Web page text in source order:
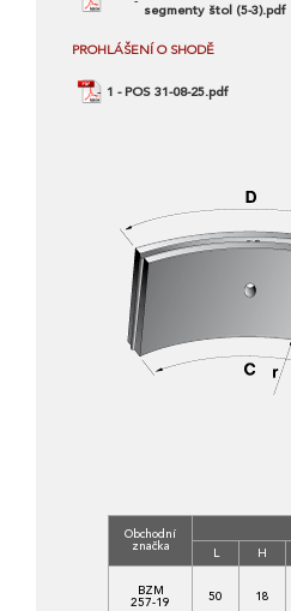
segmenty štol (5-3).pdf
PROHLÁŠENÍ O SHODĚ
1 - POS 31-08-25.pdf
Obchodní
značka L H
BZM
257-19 50 18